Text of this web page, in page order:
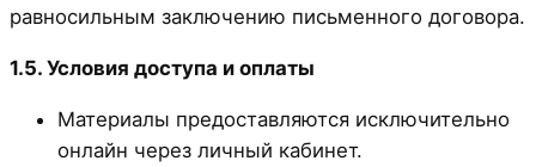
равносильным заключению письменного договора.
1.5. Условия доступа и оплаты
Материалы предоставляются исключительно
онлайн через личный кабинет.